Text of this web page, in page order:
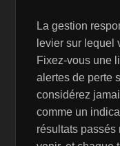
La gestion
levier sur lequel
Fixez-vous une
alertes de perte
considérez
comme un
résultats passés